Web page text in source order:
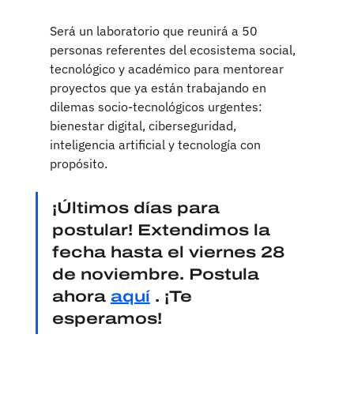
Será un laboratorio que reunirá a 50
personas referentes del ecosistema social,
tecnológico y académico para mentorear
proyectos que ya están trabajando en
dilemas socio-tecnológicos urgentes:
bienestar digital, ciberseguridad,
inteligencia artificial y tecnología con
propósito.
¡Últimos días para
postular! Extendimos la
fecha hasta el viernes 28
de noviembre. Postula
ahora aquí . ¡Te
esperamos!